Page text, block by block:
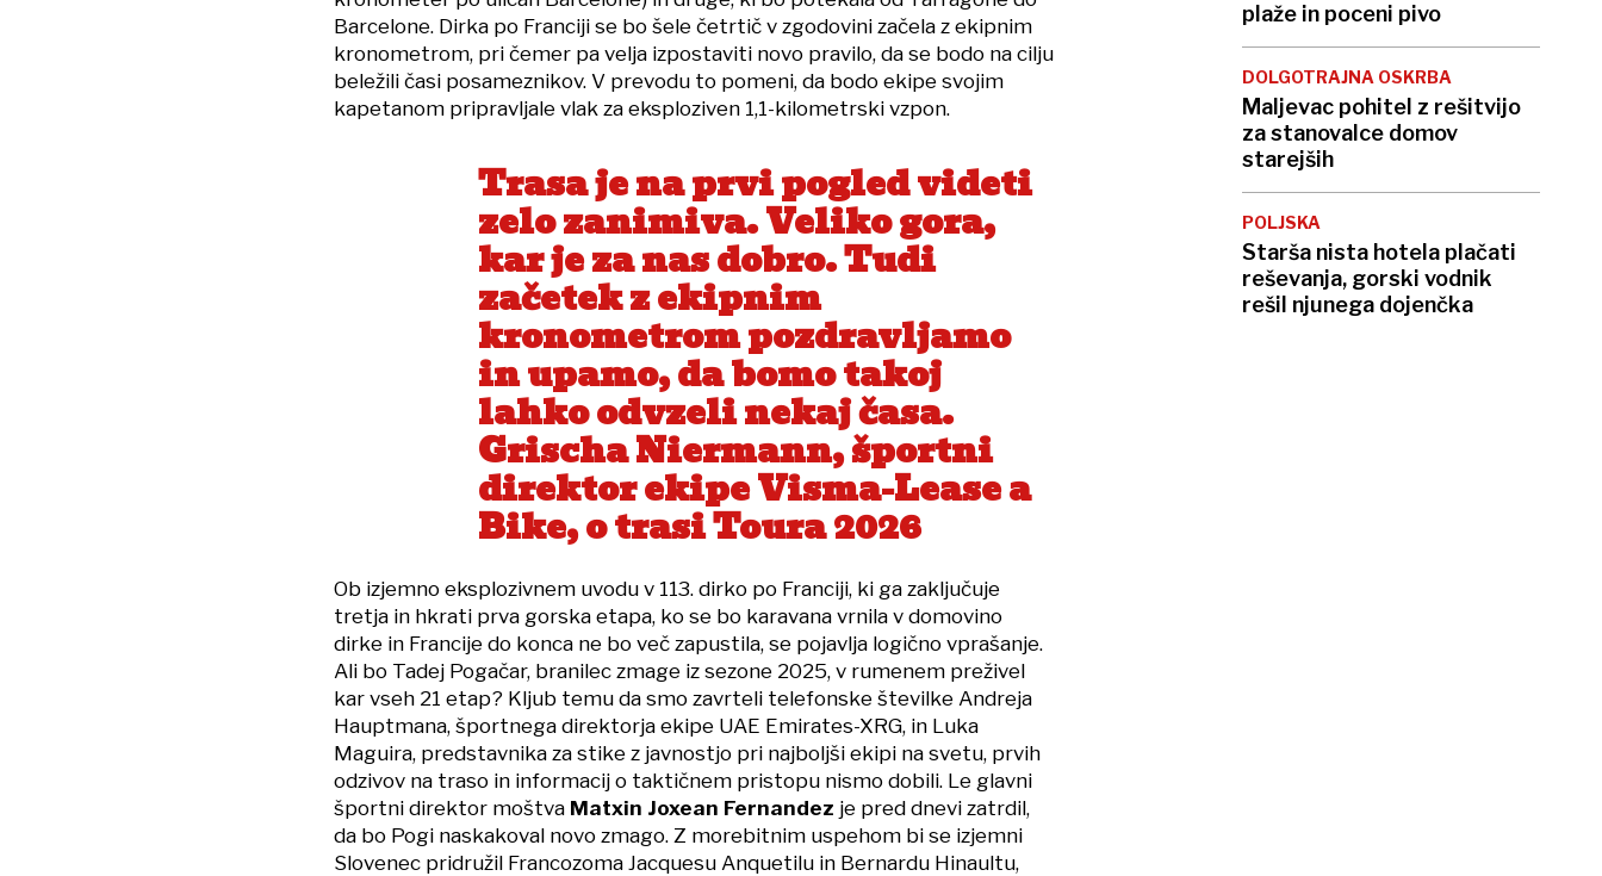
Barcelone. Dirka po Franciji se bo šele četrtič v zgodovini začela z ekipnim
kronometrom, pri čemer pa velja izpostaviti novo pravilo, da se bodo na cilju
beležili časi posameznikov. V prevodu to pomeni, da bodo ekipe svojim
kapetanom pripravljale vlak za eksploziven 1,1-kilometrski vzpon.
Trasa je na prvi pogled videti
zelo zanimiva. Veliko gora,
kar je za nas dobro. Tudi
začetek z ekipnim
kronometrom pozdravljamo
in upamo, da bomo takoj
lahko odvzeli nekaj časa.
Grischa Niermann, športni
direktor ekipe Visma-Lease a
Bike, o trasi Toura 2026
Ob izjemno eksplozivnem uvodu v 113. dirko po Franciji, ki ga zaključuje
tretja in hkrati prva gorska etapa, ko se bo karavana vrnila v domovino
dirke in Francije do konca ne bo več zapustila, se pojavlja logično vprašanje.
Ali bo Tadej Pogačar, branilec zmage iz sezone 2025, v rumenem preživel
kar vseh 21 etap? Kljub temu da smo zavrteli telefonske številke Andreja
Hauptmana, športnega direktorja ekipe UAE Emirates-XRG, in Luka
Maguira, predstavnika za stike z javnostjo pri najboljši ekipi na svetu, prvih
odzivov na traso in informacij o taktičnem pristopu nismo dobili. Le glavni
športni direktor moštva Matxin Joxean Fernandez je pred dnevi zatrdil,
da bo Pogi naskakoval novo zmago. Z morebitnim uspehom bi se izjemni
Slovenec pridružil Francozoma Jacquesu Anquetilu in Bernardu Hinaultu,
plaže in poceni pivo
DOLGOTRAJNA OSKRBA
Maljevac pohitel z rešitvijo
za stanovalce domov
starejših
POLJSKA
Starša nista hotela plačati
reševanja, gorski vodnik
rešil njunega dojenčka